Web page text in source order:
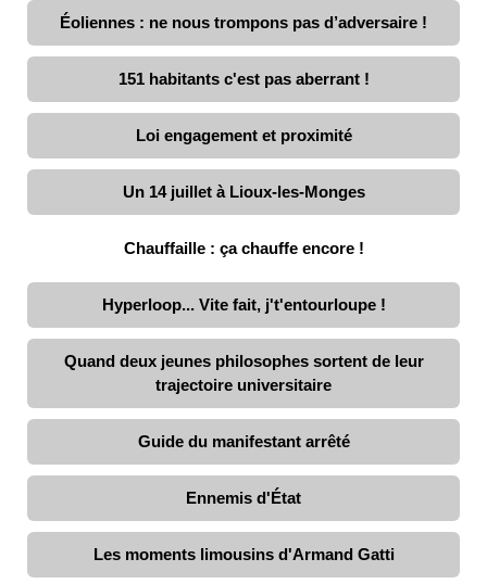
Éoliennes : ne nous trompons pas d’adversaire !
151 habitants c'est pas aberrant !
Loi engagement et proximité
Un 14 juillet à Lioux-les-Monges
Chauffaille : ça chauffe encore !
Hyperloop... Vite fait, j't'entourloupe !
Quand deux jeunes philosophes sortent de leur
trajectoire universitaire
Guide du manifestant arrêté
Ennemis d'État
Les moments limousins d'Armand Gatti